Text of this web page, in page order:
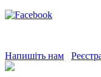
Напишіть нам